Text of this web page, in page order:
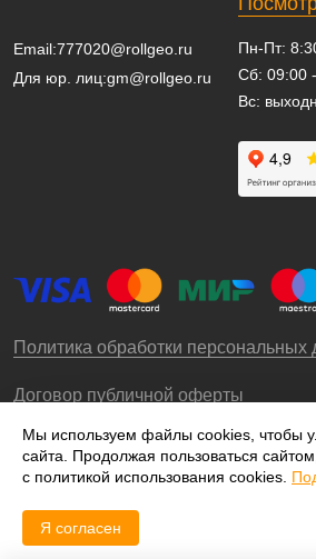
Email:777020@rollgeo.ru
Для юр. лиц:gm@rollgeo.ru
Пн-Пт:
Сб: 09:00
Вс:
Политика обработки персональных
Договор публичной оферты
© 2009-2026 – ООО «Роллгео»
Мы используем файлы cookies, чтобы
сайта. Продолжая пользоваться
с политикой использования cookies.
Я согласен